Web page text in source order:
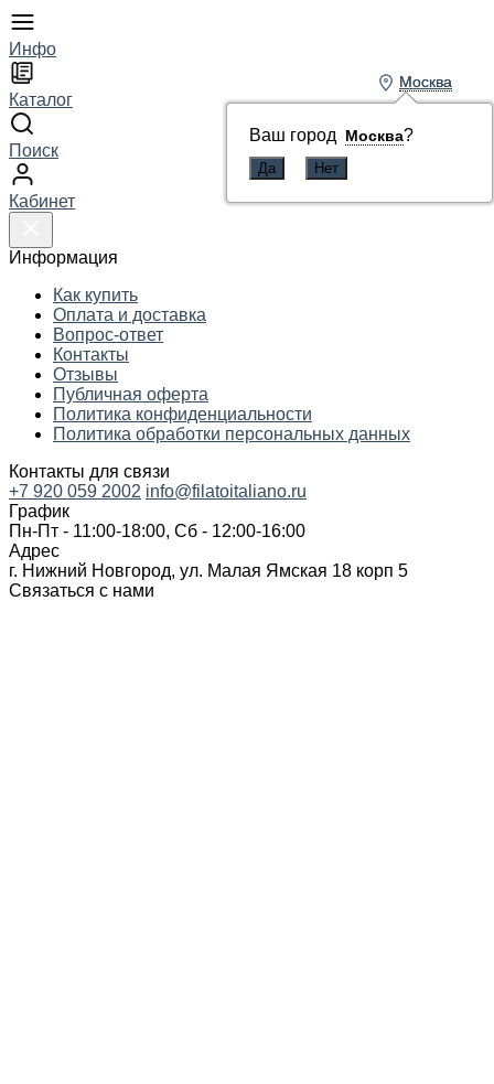
Инфо
Каталог
Поиск
Кабинет
Информация
Как купить
Оплата и доставка
Вопрос-ответ
Контакты
Отзывы
Публичная оферта
Политика конфиденциальности
Политика обработки персональных данных
Контакты для связи
Москва
Ваш город Москва?
+7 920 059 2002 info@filatoitaliano.ru
График
Пн-Пт - 11:00-18:00, Сб - 12:00-16:00
Адрес
г. Нижний Новгород, ул. Малая Ямская 18 корп 5
Связаться с нами
Москва
Ваш город Москва?